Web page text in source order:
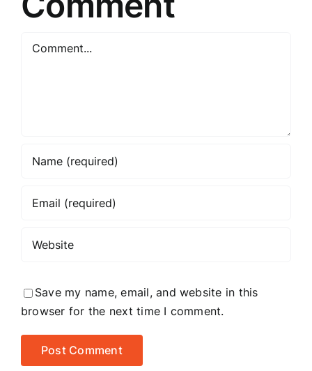
Comment
Save my name, email, and website in this
browser for the next time I comment.